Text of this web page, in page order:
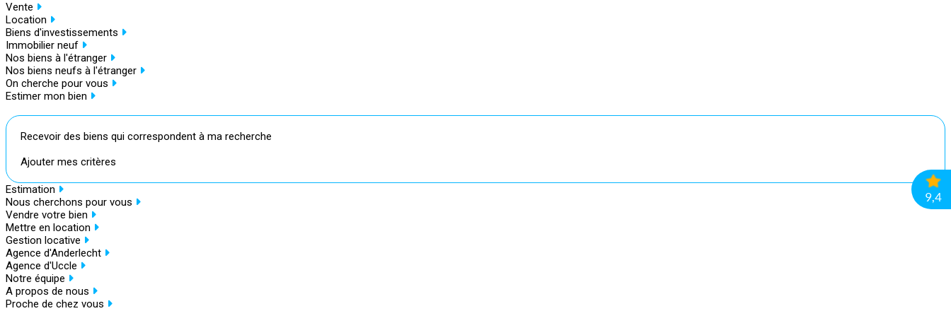
Vente
Location
Biens d'investissements
Immobilier neuf
Nos biens à l'étranger
Nos biens neufs à l'étranger
On cherche pour vous
Estimer mon bien
Recevoir des biens qui correspondent à ma recherche
Ajouter mes critères
Estimation
Nous cherchons pour vous
Vendre votre bien
Mettre en location
Gestion locative
Agence d'Anderlecht
Agence d'Uccle
Notre équipe
A propos de nous
Proche de chez vous